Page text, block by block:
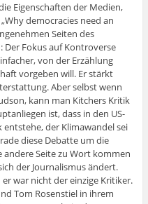
Eigenschaften der Medien,
democracies need an
Seiten des
Der Fokus auf Kontroverse
von der Erzählung
vorgeben will. Er stärkt
Aber selbst wenn
kann man Kitchers Kritik
ist, dass in den US-
der Klimawandel sei
diese Debatte um die
Seite zu Wort kommen
der Journalismus ändert.
war nicht der einzige Kritiker.
Tom Rosenstiel in ihrem